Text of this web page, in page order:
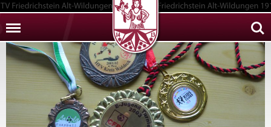
Menu